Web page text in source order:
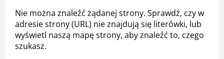
Nie można znaleźć żądanej strony. Sprawdź, czy w
adresie strony (URL) nie znajdują się literówki, lub
wyświetl naszą mapę strony, aby znaleźć to, czego
szukasz.